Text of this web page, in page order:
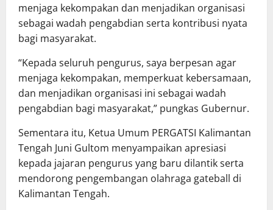
menjaga kekompakan dan menjadikan organisasi
sebagai wadah pengabdian serta kontribusi nyata
bagi masyarakat.
“Kepada seluruh pengurus, saya berpesan agar
menjaga kekompakan, memperkuat kebersamaan,
dan menjadikan organisasi ini sebagai wadah
pengabdian bagi masyarakat,” pungkas Gubernur.
Sementara itu, Ketua Umum PERGATSI Kalimantan
Tengah Juni Gultom menyampaikan apresiasi
kepada jajaran pengurus yang baru dilantik serta
mendorong pengembangan olahraga gateball di
Kalimantan Tengah.